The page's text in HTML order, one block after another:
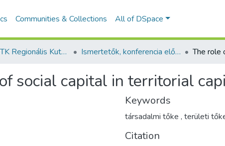
Communities & Collections All of DSpace
ELTE KRTK Regionális Kutatások Intézete Ismertetők, konferencia előadás absztraktok - idegen nyelvű (RKI)
social capital in territorial
Keywords
társadalmi tőke , területi
Citation